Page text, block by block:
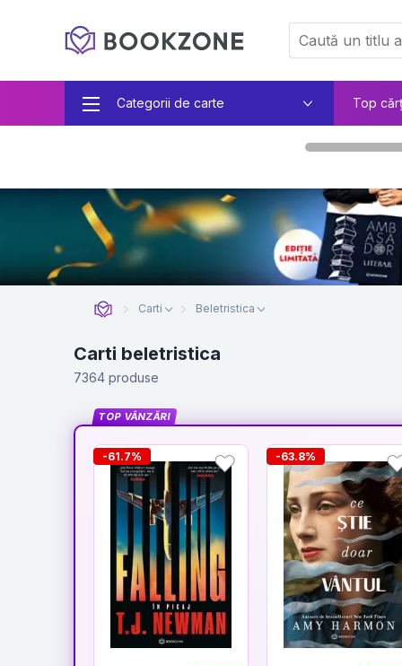
Categorii de carte Top
Carti Beletristica
Carti beletristica
7364 produse
TOP VÂNZĂRI
-61.7% -63.8%